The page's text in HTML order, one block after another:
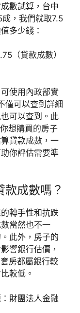
數試算，台中
，我們就取7.5
多少錢：
（貸款成數）
使用內政部實
僅可以查到詳細
可以查到。此
想購買的房子
貸款成數，一
你評估需要準
成數嗎？
轉手性和抗跌
當然也不一
此外，房子的
響銀行估價，
房都屬銀行較
較低。
：財團法人金融